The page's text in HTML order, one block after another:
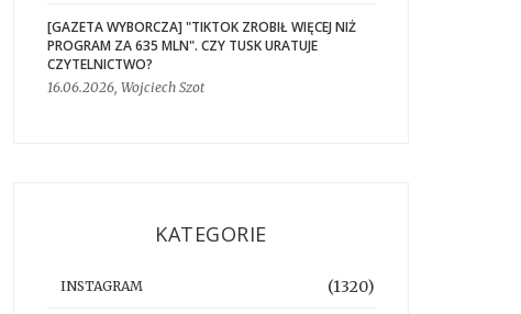
[GAZETA WYBORCZA] "TIKTOK ZROBIŁ WIĘCEJ NIŻ
PROGRAM ZA 635 MLN". CZY TUSK URATUJE
CZYTELNICTWO?
16.06.2026, Wojciech Szot
KATEGORIE
INSTAGRAM (1320)